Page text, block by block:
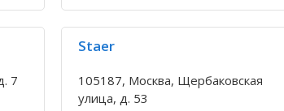
7
Staer
105187, Москва, Щербаковская
улица, д. 53